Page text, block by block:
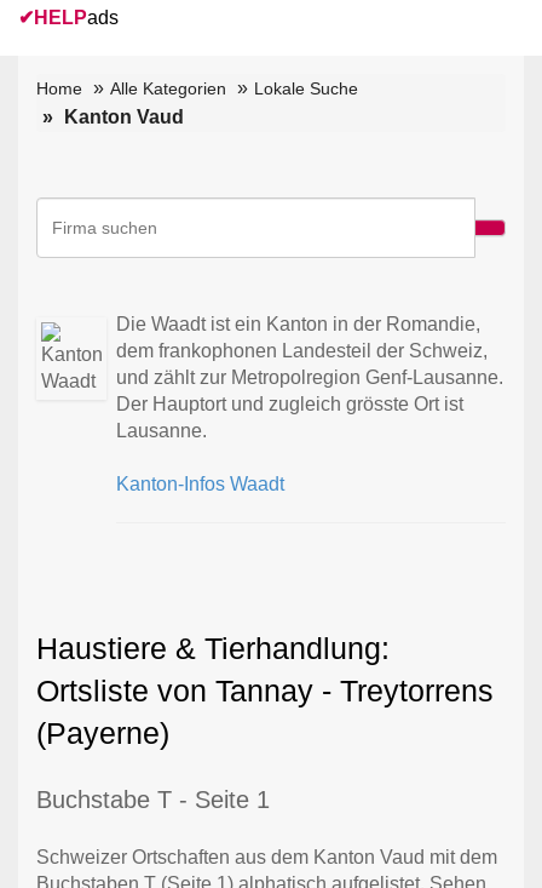
✔ HELPads
Home Alle Kategorien Lokale Suche
Kanton Vaud
Die Waadt ist ein Kanton in der Romandie,
dem frankophonen Landesteil der Schweiz,
und zählt zur Metropolregion Genf-Lausanne.
Der Hauptort und zugleich grösste Ort ist
Lausanne.
Kanton-Infos Waadt
Haustiere & Tierhandlung:
Ortsliste von Tannay - Treytorrens
(Payerne)
Buchstabe T - Seite 1
Schweizer Ortschaften aus dem Kanton Vaud mit dem
Buchstaben T (Seite 1) alphatisch aufgelistet. Sehen